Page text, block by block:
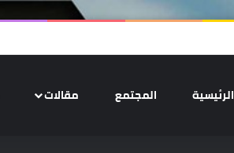
الرئيسية المجتمع مقالات